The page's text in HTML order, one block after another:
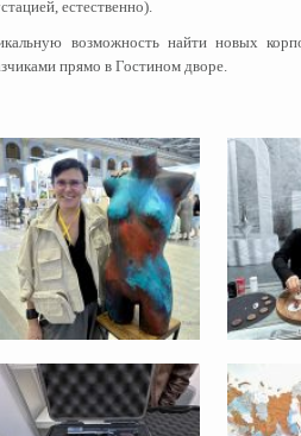
естественно).
возможность найти новых
прямо в Гостином дворе.